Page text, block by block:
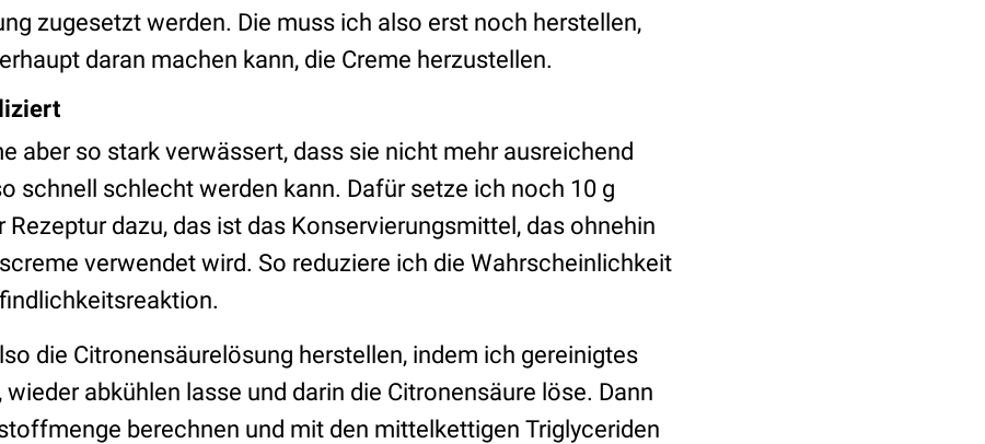
zugesetzt werden. Die muss ich also erst noch herstellen,
daran machen kann, die Creme herzustellen.
aber so stark verwässert, dass sie nicht mehr ausreichend
schnell schlecht werden kann. Dafür setze ich noch 10 g
Rezeptur dazu, das ist das Konservierungsmittel, das ohnehin
verwendet wird. So reduziere ich die Wahrscheinlichkeit
die Citronensäurelösung herstellen, indem ich gereinigtes
abkühlen lasse und darin die Citronensäure löse. Dann
berechnen und mit den mittelkettigen Triglyceriden